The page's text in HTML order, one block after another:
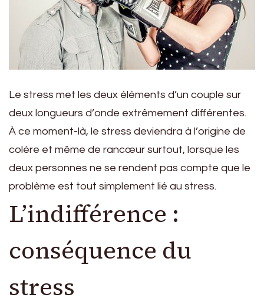
Le stress met les deux éléments d’un couple sur
deux longueurs d’onde extrêmement différentes.
À ce moment-là, le stress deviendra à l’origine de
colère et même de rancœur surtout, lorsque les
deux personnes ne se rendent pas compte que le
problème est tout simplement lié au stress.
L’indifférence :
conséquence du
stress